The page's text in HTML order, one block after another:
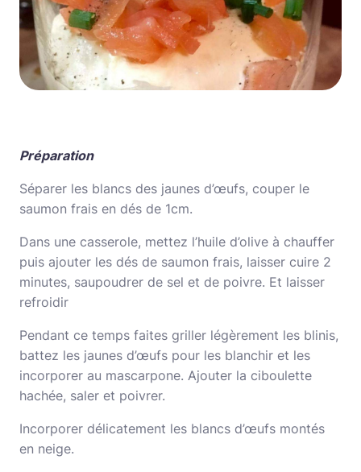
Préparation
Séparer les blancs des jaunes d’œufs, couper le
saumon frais en dés de 1cm.
Dans une casserole, mettez l’huile d’olive à chauffer
puis ajouter les dés de saumon frais, laisser cuire 2
minutes, saupoudrer de sel et de poivre. Et laisser
refroidir
Pendant ce temps faites griller légèrement les blinis,
battez les jaunes d’œufs pour les blanchir et les
incorporer au mascarpone. Ajouter la ciboulette
hachée, saler et poivrer.
Incorporer délicatement les blancs d’œufs montés
en neige.